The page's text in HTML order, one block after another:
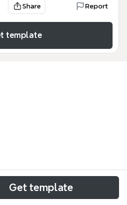
Share Report
template
企業在知識經濟時代提升競爭
點的知識管理系統心智圖涵
Get template